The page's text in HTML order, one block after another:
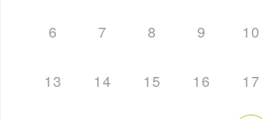
6 7 8 9 10
13 14 15 16 17